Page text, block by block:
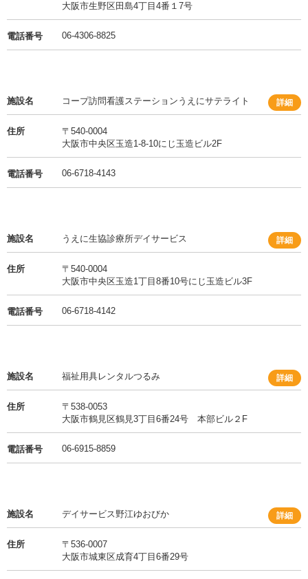
大阪市生野区田島4丁目4番１7号
電話番号 06-4306-8825
施設名 コープ訪問看護ステーションうえにサテライト 詳細
住所
〒540-0004
大阪市中央区玉造1-8-10にじ玉造ビル2F
電話番号 06-6718-4143
施設名 うえに生協診療所デイサービス 詳細
住所
〒540-0004
大阪市中央区玉造1丁目8番10号にじ玉造ビル3F
電話番号 06-6718-4142
施設名 福祉用具レンタルつるみ 詳細
住所
〒538-0053
大阪市鶴見区鶴見3丁目6番24号 本部ビル２F
電話番号 06-6915-8859
施設名 デイサービス野江ゆおびか 詳細
住所
〒536-0007
大阪市城東区成育4丁目6番29号